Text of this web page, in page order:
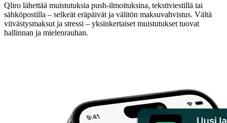
Qliro lähettää muistutuksia push-ilmoituksina, tekstiviestillä tai
sähköpostilla – selkeät eräpäivät ja välitön maksuvahvistus. Vältä
viivästysmaksut ja stressi – yksinkertaiset muistutukset tuovat
hallinnan ja mielenrauhan.